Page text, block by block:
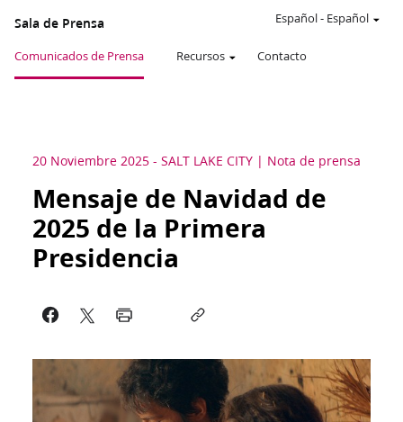
Sala de Prensa
Comunicados de Prensa Recursos Contacto
Español- Español
20 Noviembre 2025 - SALT LAKE CITY Nota de prensa
Mensaje de Navidad de
2025 de la Primera
Presidencia